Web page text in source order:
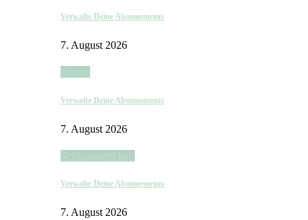
Verwalte Deine Abonnements
7. August 2026
Verwalte Deine Abonnements
7. August 2026
Verwalte Deine Abonnements
7. August 2026